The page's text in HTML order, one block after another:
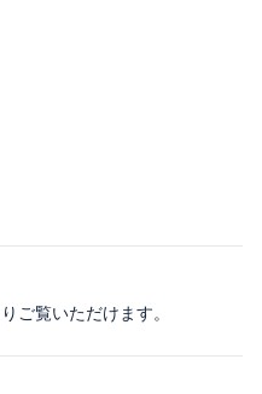
ご覧いただけます。